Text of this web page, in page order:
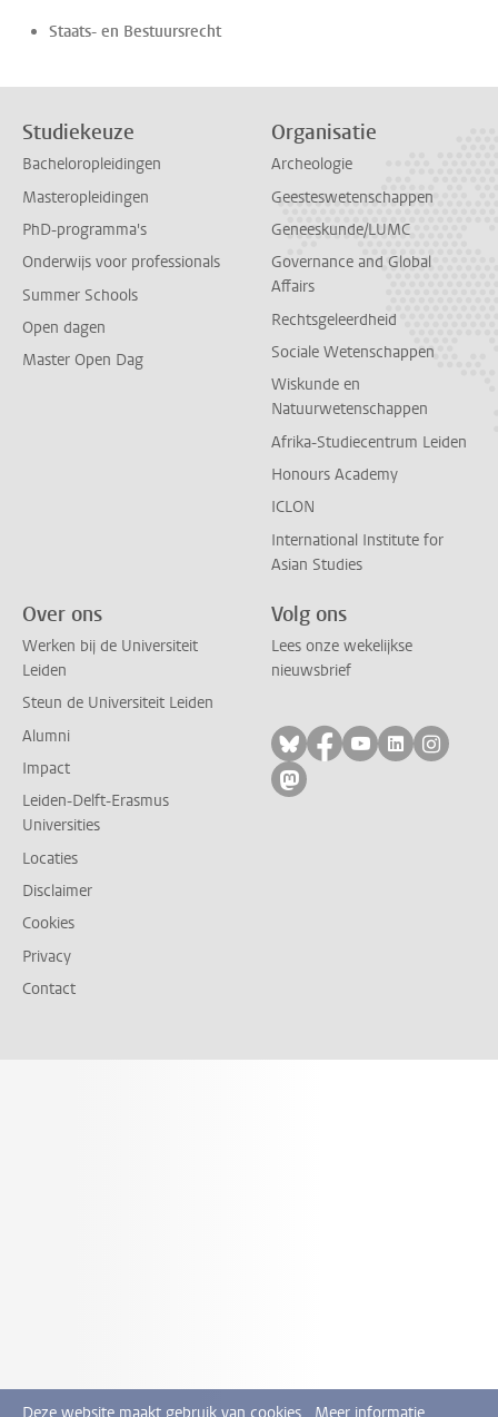
Staats- en Bestuursrecht
Studiekeuze
Bacheloropleidingen
Masteropleidingen
PhD-programma's
Onderwijs voor professionals
Summer Schools
Open dagen
Master Open Dag
Organisatie
Archeologie
Geesteswetenschappen
Geneeskunde/LUMC
Governance and Global
Affairs
Rechtsgeleerdheid
Sociale Wetenschappen
Wiskunde en
Natuurwetenschappen
Afrika-Studiecentrum Leiden
Honours Academy
ICLON
International Institute for
Asian Studies
Over ons
Werken bij de Universiteit
Leiden
Steun de Universiteit Leiden
Alumni
Impact
Leiden-Delft-Erasmus
Universities
Locaties
Disclaimer
Cookies
Privacy
Contact
Volg ons
Lees onze wekelijkse
nieuwsbrief
Volg ons op bluesky
Volg ons op
Volg ons op
Volg ons
Volg
Volg ons op mastodon